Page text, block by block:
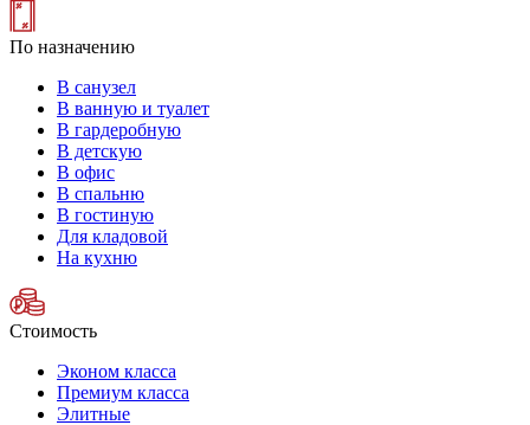
По назначению
В санузел
В ванную и туалет
В гардеробную
В детскую
В офис
В спальню
В гостиную
Для кладовой
На кухню
Стоимость
Эконом класса
Премиум класса
Элитные